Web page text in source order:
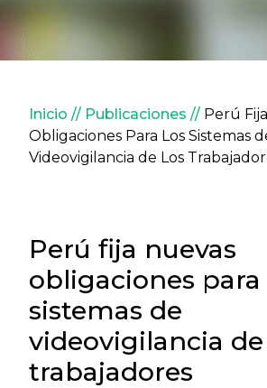
Sobrescribir
Inicio Publicaciones
Perú
Obligaciones Para Los Sistemas
Videovigilancia de Los
Perú fija nuevas
obligaciones para
sistemas de
videovigilancia de
trabajadores